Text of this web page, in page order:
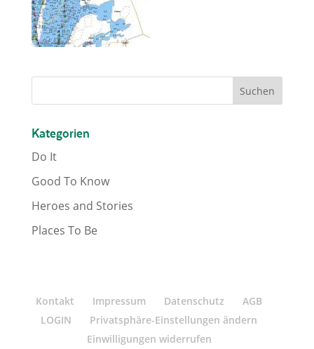
Kategorien
Do It
Good To Know
Heroes and Stories
Places To Be
Kontakt Impressum Datenschutz
AGB
LOGIN
Privatsphäre-Einstellungen ändern
Einwilligungen widerrufen